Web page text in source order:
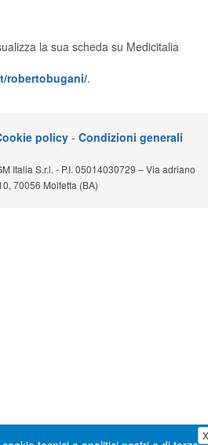
in cloud
la sua scheda su Medicitalia
robertobugani/.
X
policy- Condizioni generali
Italia S.r.l. - P.I. 05014030729 – Via adriano
70056 Molfetta (BA)